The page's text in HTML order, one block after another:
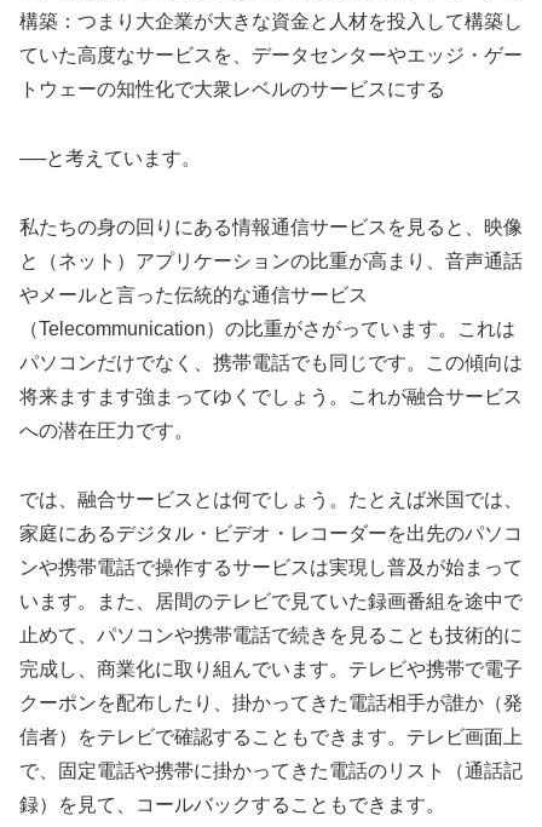
構築：つまり大企業が大きな資金と人材を投入して構築し
ていた高度なサービスを、データセンターやエッジ・ゲー
トウェーの知性化で大衆レベルのサービスにする
──と考えています。
私たちの身の回りにある情報通信サービスを見ると、映像
と（ネット）アプリケーションの比重が高まり、音声通話
やメールと言った伝統的な通信サービス
（Telecommunication）の比重がさがっています。これは
パソコンだけでなく、携帯電話でも同じです。この傾向は
将来ますます強まってゆくでしょう。これが融合サービス
への潜在圧力です。
では、融合サービスとは何でしょう。たとえば米国では、
家庭にあるデジタル・ビデオ・レコーダーを出先のパソコ
ンや携帯電話で操作するサービスは実現し普及が始まって
います。また、居間のテレビで見ていた録画番組を途中で
止めて、パソコンや携帯電話で続きを見ることも技術的に
完成し、商業化に取り組んでいます。テレビや携帯で電子
クーポンを配布したり、掛かってきた電話相手が誰か（発
信者）をテレビで確認することもできます。テレビ画面上
で、固定電話や携帯に掛かってきた電話のリスト（通話記
録）を見て、コールバックすることもできます。